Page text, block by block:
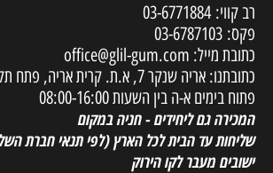
רב קווי:03-6771884
פקס: 03-6787103
כתובת מייל: office@glil-gum.com
כתובתנו: אריה שנקר 7, א.ת. קרית אריה, פתח תקווה
פתוח בימים א-ה בין השעות 08:00-16:00
המכירה גם ליחידים - חניה במקום
שליחות עד הבית לכל הארץ(לפי תנאי חברת
ישובים מעבר לקו הירוק